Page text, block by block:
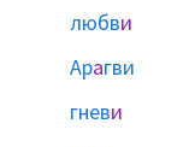
любви
Арагви
гневи